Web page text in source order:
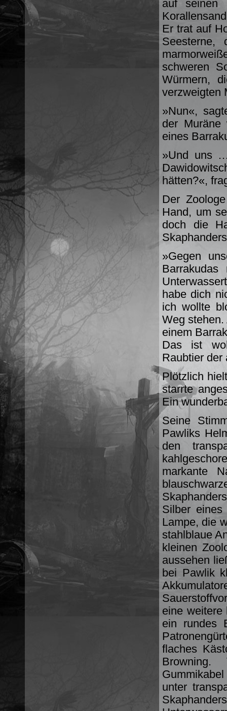
auf seinen
Er trat auf
schweren
Würmern,
verzweigten
»Nun«,
der Muräne
eines
»Und uns
hätten?«,
Der
Hand, um
doch die
»Gegen
habe dich
ich wollte
Weg
einem
Das ist
Raubtier der
Plötzlich
starrte
Ein
Seine
Pawliks
den
markante
Silber eines
Lampe, die
stahlblaue
kleinen
aussehen
bei Pawlik
eine weitere
ein rundes
flaches
unter